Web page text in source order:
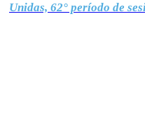
Unidas, 62° período de